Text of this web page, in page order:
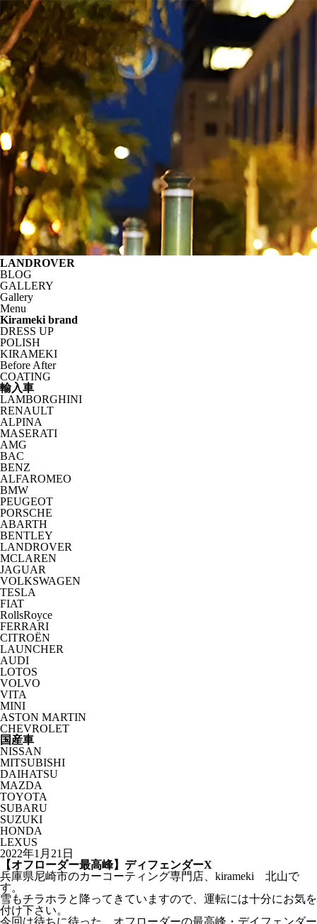
LANDROVER
BLOG
GALLERY
Gallery
Menu
Kirameki brand
DRESS UP
POLISH
KIRAMEKI
Before After
COATING
輸入車
LAMBORGHINI
RENAULT
ALPINA
MASERATI
AMG
BAC
BENZ
ALFAROMEO
BMW
PEUGEOT
PORSCHE
ABARTH
BENTLEY
LANDROVER
MCLAREN
JAGUAR
VOLKSWAGEN
TESLA
FIAT
RollsRoyce
FERRARI
CITROËN
LAUNCHER
AUDI
LOTOS
VOLVO
VITA
MINI
ASTON MARTIN
CHEVROLET
国産車
NISSAN
MITSUBISHI
DAIHATSU
MAZDA
TOYOTA
SUBARU
SUZUKI
HONDA
LEXUS
2022年1月21日
【オフローダー最高峰】ディフェンダーX
兵庫県尼崎市のカーコーティング専門店、kirameki 北山で
す。
雪もチラホラと降ってきていますので、運転には十分にお気を
付け下さい。
今回は待ちに待った、オフローダーの最高峰・デイフェンダー